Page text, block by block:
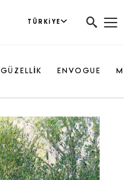
TÜRKIYE
GÜZELLİK ENVOGUE